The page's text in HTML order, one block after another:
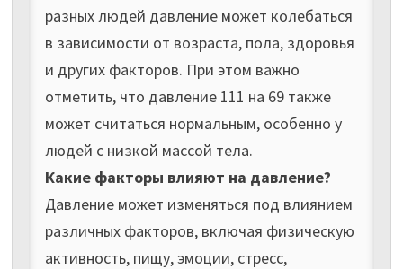
разных людей давление может колебаться
в зависимости от возраста, пола, здоровья
и других факторов. При этом важно
отметить, что давление 111 на 69 также
может считаться нормальным, особенно у
людей с низкой массой тела.
Какие факторы влияют на давление?
Давление может изменяться под влиянием
различных факторов, включая физическую
активность, пищу, эмоции, стресс,